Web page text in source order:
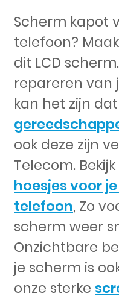
Scherm kapot
telefoon?
dit LCD
repareren van
kan het zijn
ook deze zijn
Telecom.
hoesjes voor
telefoon, Zo
scherm weer
Onzichtbare
je scherm is
onze sterke